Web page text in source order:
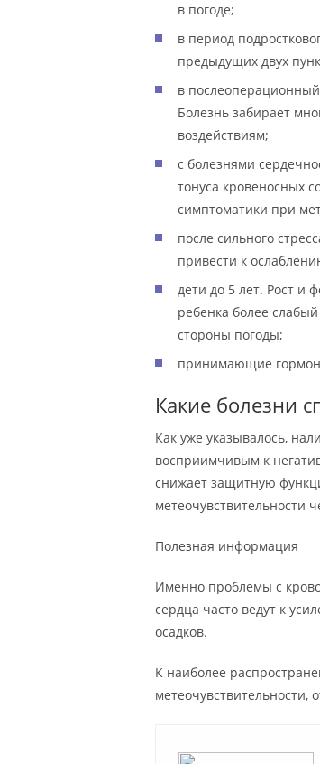
в погоде;
в период
предыдущих двух
в
Болезнь забирает
воздействиям;
с болезнями
тонуса кровеносных
симптоматики при
после сильного
привести к
дети до 5 лет. Рост и
ребенка более
стороны погоды;
принимающие
Какие болезни
Как уже указывалось,
восприимчивым к
снижает защитную
метеочувствительности
Полезная информация
Именно проблемы с
сердца часто ведут к
осадков.
К наиболее
метеочувствительности,